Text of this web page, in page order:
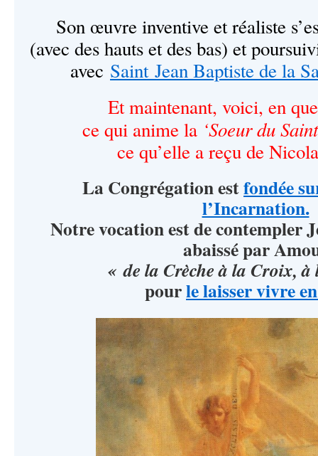
Son œuvre inventive et réaliste
(avec des hauts et des bas) et
avec Saint Jean Baptiste de la
Et maintenant, voici, en
ce qui anime la ‘Soeur du
ce qu’elle a reçu de
La Congrégation estfondée
l’Incarnation.
Notre vocation est de contempler
abaissé par
« de la Crèche à la Croix,
pourle laisser vivre